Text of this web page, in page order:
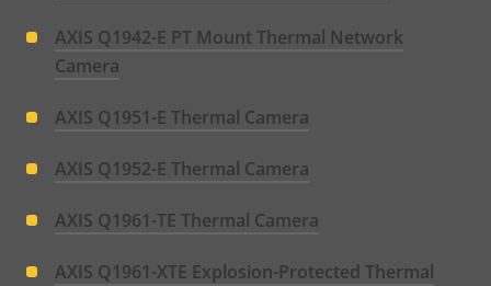
AXIS Q1942-E PT Mount Thermal Network
Camera
AXIS Q1951-E Thermal Camera
AXIS Q1952-E Thermal Camera
AXIS Q1961-TE Thermal Camera
AXIS Q1961-XTE Explosion-Protected Thermal